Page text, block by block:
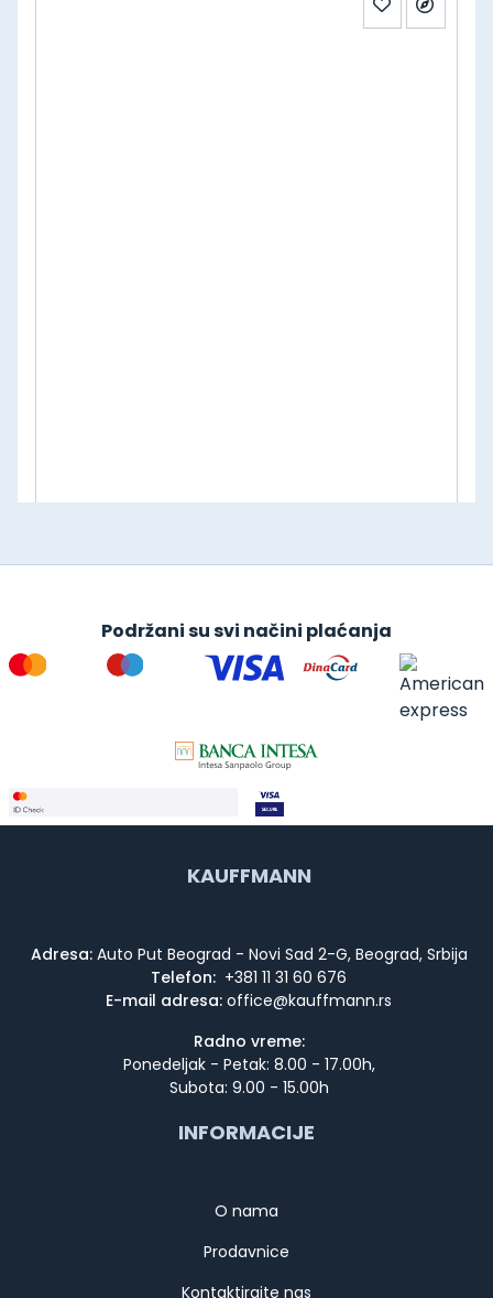
Podržani su svi načini plaćanja
KAUFFMANN
Adresa:Auto Put Beograd - Novi Sad 2-G, Beograd, Srbija
Telefon: +381 11 31 60 676
E-mail adresa:
Radno vreme:
Ponedeljak - Petak: 8.00 - 17.00h,
Subota: 9.00 - 15.00h
INFORMACIJE
O nama
Prodavnice
Kontaktirajte nas